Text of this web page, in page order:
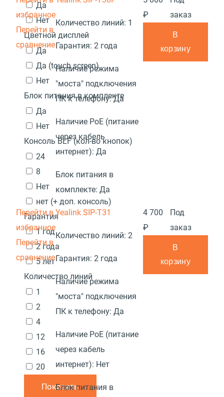
Да
Нет
Цветной дисплей
Да
Да (touch screen)
Нет
Блок питания в комплекте
Да
Нет
Консоль BLF (кол-во кнопок)
24
8
Нет
нет (+ доп. консоль)
Гарантия
1 год
2 года
5 лет
Количество линий
1
2
4
12
16
20
Показать
избранное
Перейти в
сравнение
Количество линий: 1
Гарантия: 2 года
Наличие режима
"моста" подключения
ПК к телефону:Да
Наличие PoE (питание
через кабель
интернет): Да
Блок питания в
комплекте: Да
₽
заказ
В
корзину
Перейти в
избранное
Перейти в
сравнение
Yealink SIP-T31
Количество линий: 2
Гарантия: 2 года
Наличие режима
"моста" подключения
ПК к телефону: Да
Наличие PoE (питание
через кабель
интернет): Нет
Блок питания в
4 700
₽
Под
заказ
В
корзину